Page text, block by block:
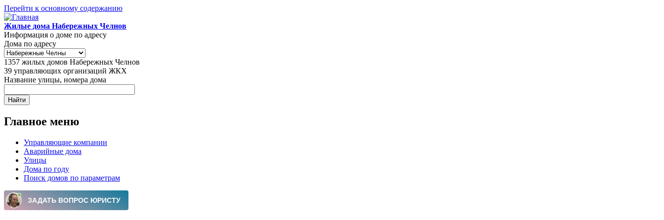
Перейти к основному содержанию
Жилые дома Набережных Челнов
Информация о доме по адресу
Дома по адресу
1357 жилых домов Набережных Челнов
39 управляющих организаций ЖКХ
Название улицы, номера дома
Главное меню
Управляющие компании
Аварийные дома
Улицы
Дома по году
Поиск домов по параметрам